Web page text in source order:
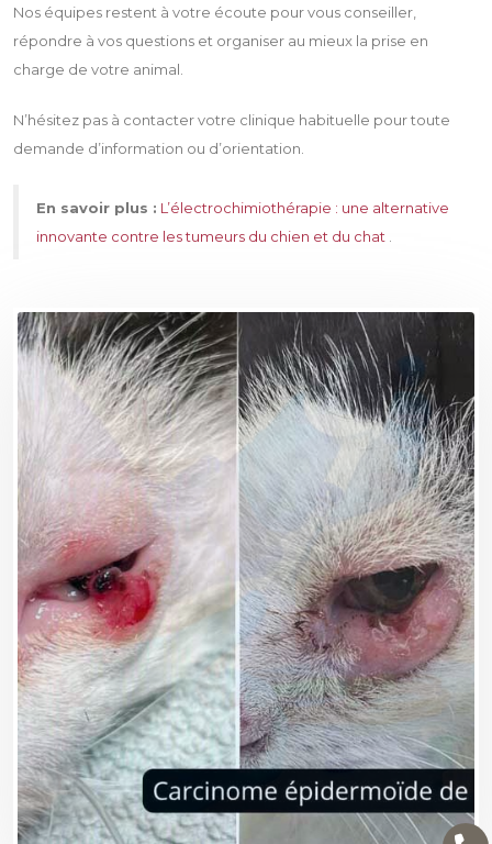
Nos équipes restent à votre écoute pour vous conseiller,
répondre à vos questions et organiser au mieux la prise en
charge de votre animal.
N’hésitez pas à contacter votre clinique habituelle pour toute
demande d’information ou d’orientation.
En savoir plus : L’électrochimiothérapie : une alternative
innovante contre les tumeurs du chien et du chat